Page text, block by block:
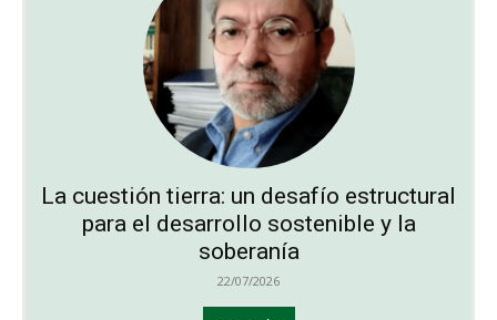
La cuestión tierra: un desafío estructural
para el desarrollo sostenible y la
soberanía
22/07/2026